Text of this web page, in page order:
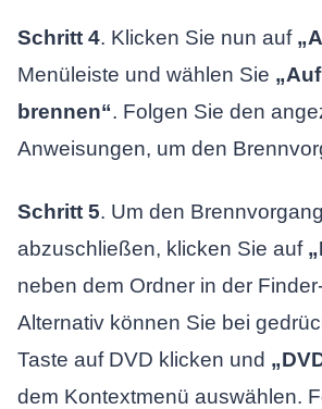
Schritt 4. Klicken Sie nun auf
Menüleiste und wählen Sie
brennen“. Folgen Sie den
Anweisungen, um den
Schritt 5. Um den Brennvorgang
abzuschließen, klicken Sie auf
neben dem Ordner in der
Alternativ können Sie bei
Taste auf DVD klicken und
dem Kontextmenü auswählen.